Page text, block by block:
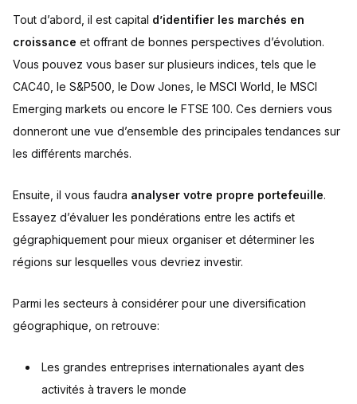
Tout d’abord, il est capital d’identifier les marchés en
croissance et offrant de bonnes perspectives d’évolution.
Vous pouvez vous baser sur plusieurs indices, tels que le
CAC40, le S&P500, le Dow Jones, le MSCI World, le MSCI
Emerging markets ou encore le FTSE 100. Ces derniers vous
donneront une vue d’ensemble des principales tendances sur
les différents marchés.
Ensuite, il vous faudra analyser votre propre portefeuille.
Essayez d’évaluer les pondérations entre les actifs et
gégraphiquement pour mieux organiser et déterminer les
régions sur lesquelles vous devriez investir.
Parmi les secteurs à considérer pour une diversification
géographique, on retrouve:
Les grandes entreprises internationales ayant des
activités à travers le monde